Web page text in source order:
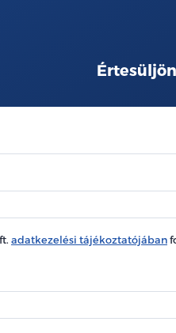
adatkezelési tájékoztatójában